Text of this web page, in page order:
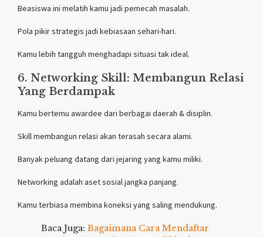
Beasiswa ini melatih kamu jadi pemecah masalah.
Pola pikir strategis jadi kebiasaan sehari-hari.
Kamu lebih tangguh menghadapi situasi tak ideal.
6. Networking Skill: Membangun Relasi
Yang Berdampak
Kamu bertemu awardee dari berbagai daerah & disiplin.
Skill membangun relasi akan terasah secara alami.
Banyak peluang datang dari jejaring yang kamu miliki.
Networking adalah aset sosial jangka panjang.
Kamu terbiasa membina koneksi yang saling mendukung.
Baca Juga: Bagaimana Cara Mendaftar